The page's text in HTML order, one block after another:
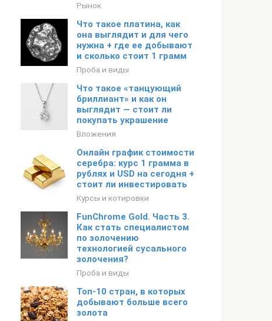
Рынок
Что такое платина, как
она выглядит и для чего
нужна + где ее добывают
и сколько стоит 1 грамм
Проба и виды
Что такое «танцующий
бриллиант» и как он
выглядит — стоит ли
покупать украшение
Вложения
Онлайн график стоимости
серебра: курс 1 грамма в
рублях и USD на сегодня +
стоит ли инвестировать
Курсы и котировки
FunChrome Gold. Часть 3.
Как стать специалистом
по золочению
технологией сусального
золочения?
Проба и виды
Топ-10 стран, в которых
добывают больше всего
золота